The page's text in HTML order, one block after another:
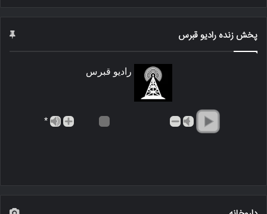
پخش زنده رادیو قبرس
رادیو قبرس
*